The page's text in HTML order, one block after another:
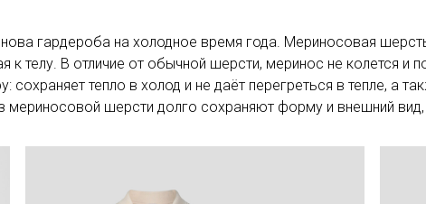
гардероба на холодное время года. Мериносовая
к телу. В отличие от обычной шерсти, меринос не колется и
сохраняет тепло в холод и не даёт перегреться в тепле, а
шерсти долго сохраняют форму и внешний